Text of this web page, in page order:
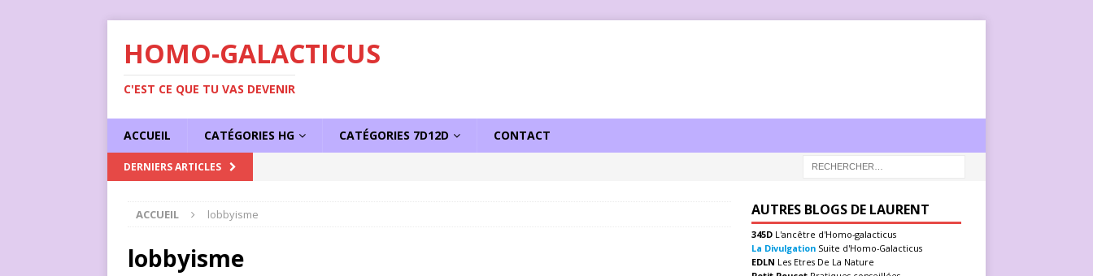
HOMO-GALACTICUS
C'EST CE QUE TU VAS DEVENIR
ACCUEIL CATÉGORIES HG CATÉGORIES 7D12D CONTACT
DERNIERS ARTICLES
ACCUEIL lobbyisme
lobbyisme
AUTRES BLOGS DE LAURENT
345D L'ancêtre d'Homo-galacticus
La Divulgation Suite d'Homo-Galacticus
EDLN Les Etres De La Nature